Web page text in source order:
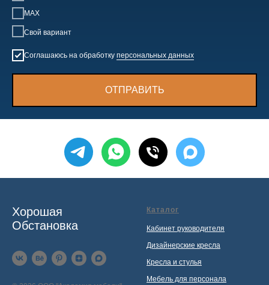
MAX
Свой вариант
Соглашаюсь на обработку персональных данных
ОТПРАВИТЬ
Хорошая
Обстановка
Каталог
Кабинет руководителя
Дизайнерские кресла
Кресла и стулья
Мебель для персонала